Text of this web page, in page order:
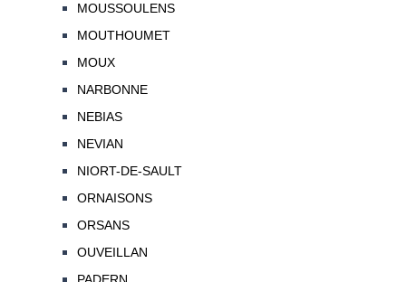
MOUSSOULENS
MOUTHOUMET
MOUX
NARBONNE
NEBIAS
NEVIAN
NIORT-DE-SAULT
ORNAISONS
ORSANS
OUVEILLAN